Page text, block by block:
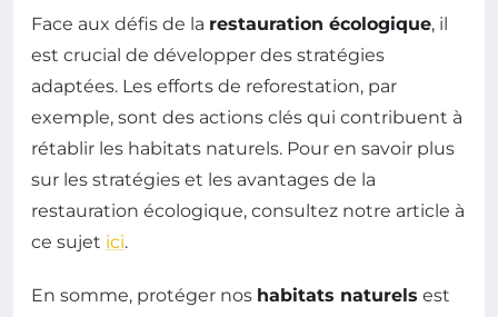
Face aux défis de la restauration écologique, il
est crucial de développer des stratégies
adaptées. Les efforts de reforestation, par
exemple, sont des actions clés qui contribuent à
rétablir les habitats naturels. Pour en savoir plus
sur les stratégies et les avantages de la
restauration écologique, consultez notre article à
ce sujet ici.
En somme, protéger nos habitats naturels est